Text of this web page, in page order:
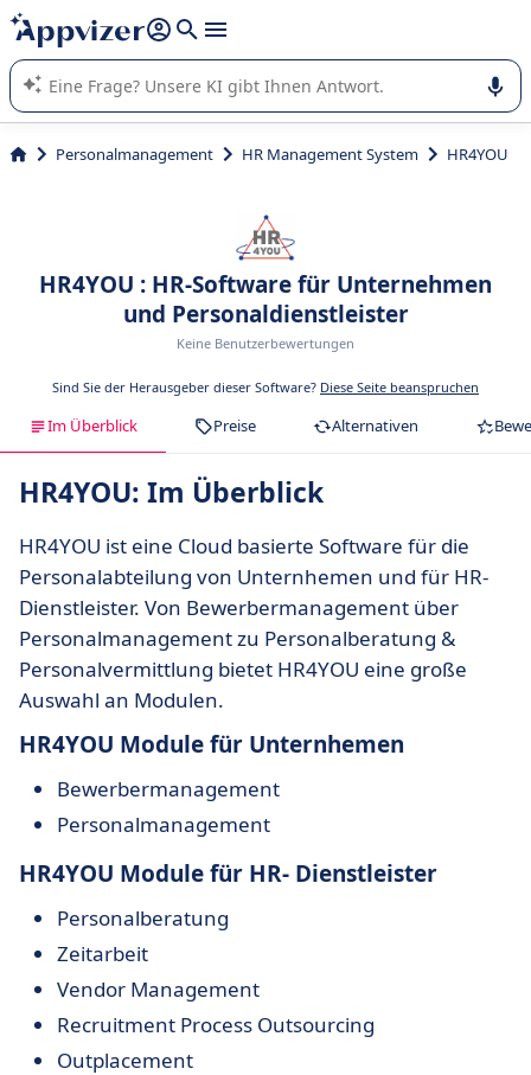
beantworten (mehrere Zeilen mit
Die KI von Appvizer führt Sie bei der Nutzung oder Auswahl
von SaaS-Software in Unternehmen.
Personalmanagement HR Management System HR4YOU
HR4YOU : HR-Software für Unternehmen
und Personaldienstleister
Keine Benutzerbewertungen
Sind Sie der Herausgeber dieser Software? Diese Seite beanspruchen
Im Überblick Preise Alternativen
HR4YOU: Im Überblick
HR4YOU ist eine Cloud basierte Software für die
Personalabteilung von Unternhemen und für HR-
Dienstleister. Von Bewerbermanagement über
Personalmanagement zu Personalberatung &
Personalvermittlung bietet HR4YOU eine große
Auswahl an Modulen.
HR4YOU Module für Unternhemen
Bewerbermanagement
Personalmanagement
HR4YOU Module für HR- Dienstleister
Personalberatung
Zeitarbeit
Vendor Management
Recruitment Process Outsourcing
Outplacement